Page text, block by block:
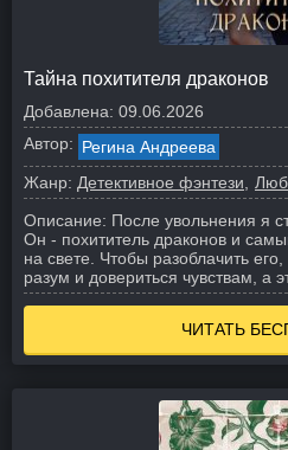
Тайна похитителя драконов
Добавлена: 09.06.2026
Автор: Регина Андреева
Жанр: Детективное фэнтези
Описание: После увольнения я
Он - похититель драконов и
на свете. Чтобы разоблачить
разум и довериться чувствам, а
ЧИТАТЬ